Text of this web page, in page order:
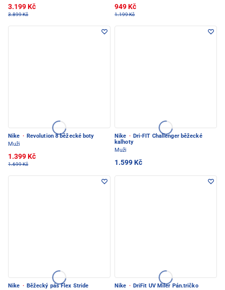
3.199 Kč
3.899 Kč
949 Kč
1.199 Kč
Nike · Revolution 8 běžecké boty
Muži
1.399 Kč
1.699 Kč
Nike · Dri-FIT Challenger běžecké
kalhoty
Muži
1.599 Kč
Nike · Běžecký pás Flex Stride Nike · DriFit UV Miler Pán.tričko